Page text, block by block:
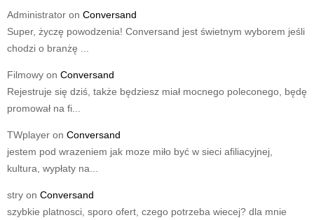
Administrator on Conversand
Super, życzę powodzenia! Conversand jest świetnym wyborem jeśli
chodzi o branżę ...
Filmowy on Conversand
Rejestruje się dziś, także będziesz miał mocnego poleconego, będę
promował na fi...
TWplayer on Conversand
jestem pod wrazeniem jak moze miło być w sieci afiliacyjnej,
kultura, wypłaty na...
stry on Conversand
szybkie platnosci, sporo ofert, czego potrzeba wiecej? dla mnie